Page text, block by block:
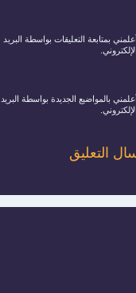
أعلمني بمتابعة التعليقات بواسطة البريد
الإلكتروني.
أعلمني بالمواضيع الجديدة بواسطة البريد
الإلكتروني.